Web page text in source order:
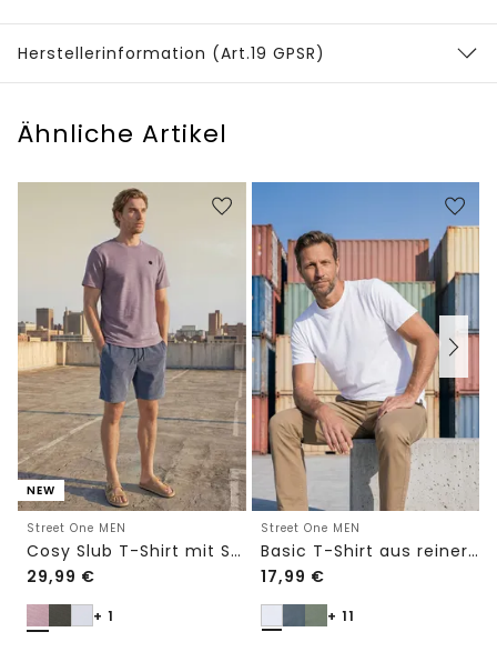
Herstellerinformation (Art.19 GPSR)
Ähnliche Artikel
NEW
Street One MEN
Cosy Slub T-Shirt mit Struktur
29,99 €
+ 1
Street One MEN
Basic T-Shirt aus reiner Baumwolle
17,99 €
+ 11